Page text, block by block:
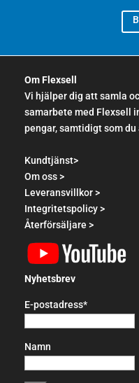
Om Flexsell
Vi hjälper dig att samla
samarbete med Flexsell
pengar, samtidigt som
Kundtjänst>
Om oss >
Leveransvillkor >
Integritetspolicy >
Återförsäljare >
Nyhetsbrev
E-postadress*
Namn